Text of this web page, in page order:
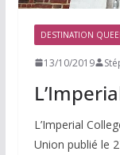
DESTINATION
13/10/2019
L’Imperial
Union publié le